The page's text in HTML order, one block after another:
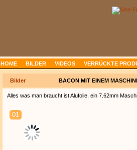
HOME BILDER VIDEOS VERRÜCKTE
Bilder BACON MIT EINEM
Alles was man braucht ist Alufolie, ein 7.62mm
01